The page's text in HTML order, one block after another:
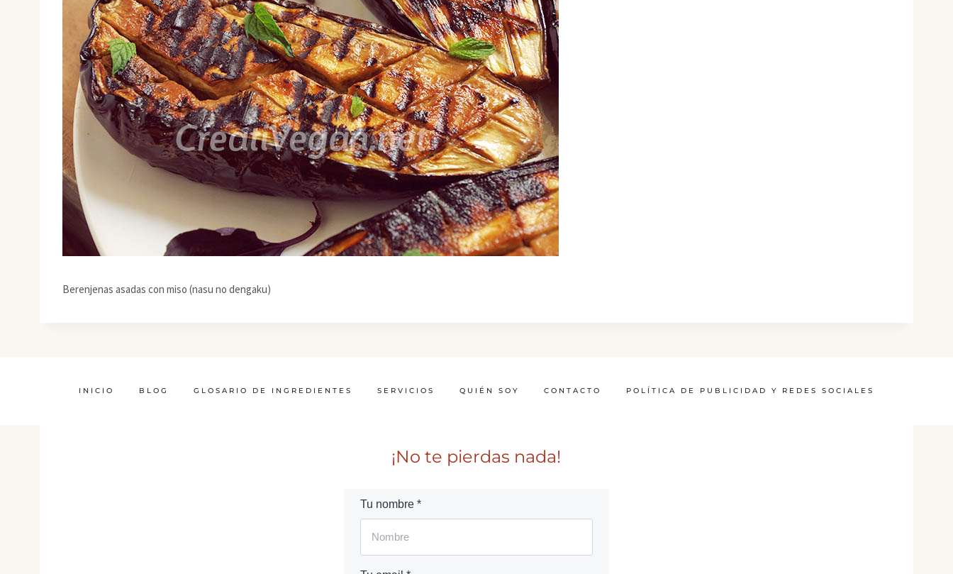
Berenjenas asadas con miso (nasu no dengaku)
INICIO BLOG GLOSARIO DE INGREDIENTES SERVICIOS QUIÉN SOY CONTACTO POLÍTICA DE PUBLICIDAD Y REDES SOCIALES
¡No te pierdas nada!
Tu nombre *